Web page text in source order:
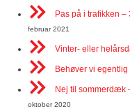
Pas på i trafikken
februar 2021
Vinter- eller
Behøver vi
Nej til sommerdæk
oktober 2020